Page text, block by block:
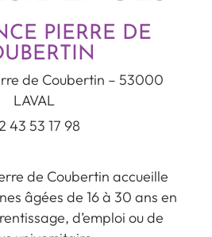
PIERRE DE
de Coubertin – 53000
LAVAL
43 53 17 98
de Coubertin accueille
âgées de 16 à 30 ans en
d’emploi ou de